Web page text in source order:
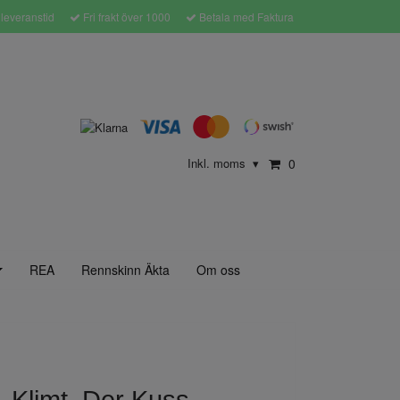
Fri frakt över 1000 Betala med Faktura
Inkl. moms ▾ 0
REA Rennskinn Äkta Om oss